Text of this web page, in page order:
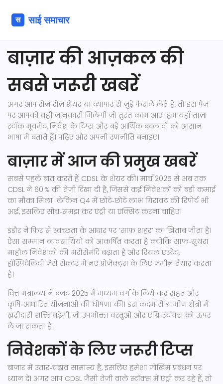
बाज़ार की आज़कल की
सबसे जरूरी खबरें
अगर आप रोज‑रोज़ शेयर या व्यापार से जुड़े फैसले लेते हैं, तो इस पेज
पर आपको वही जानकारी मिलेगी जो तुरंत काम आए। हम यहाँ ताज़ा
स्टॉक मूवमेंट, निवेश के टिप्स और बड़े आर्थिक बदलावों को आसान
भाषा में बताते हैं। पढ़िए और अपनी रणनीति बनाइए।
बाज़ार में आज की प्रमुख खबरें
सबसे पहले बात करते हैं CDSL के शेयर की। मार्च 2025 से अब तक
CDSL ने 60 % की तेज़ी दिखा दी है, जिससे कई निवेशकों को बड़ी कमाई
का मौका मिला। लेकिन Q4 में छोटे‑छोटे लाभ गिरावट की रिपोर्ट भी
आई, इसलिए सोच‑समझ कर एंट्री या एक्सिट करना चाहिए।
इंडौर ने फिर से स्वच्छता के आधार पर ‘साफ़ शहर’ का खिताब जीता है।
ऐसा सम्मान व्यवसायियों को आकर्षित करता है क्योंकि साफ‑सुथरा
माहौल निवेशकों की भरोसेमंदि बढ़ाता है और रियल एस्टेट,
हॉस्पिटैलिटी जैसे सेक्टर में नए प्रोजेक्ट्स के लिए जमीन तैयार करता
है।
वित्त मंत्रालय ने बजट 2025 में मध्यम वर्ग के लिये कर राहत और
कृषि‑आधारित योजनाओं की घोषणा की। इस कदम से ग्रामीण क्षेत्रों में
ख़रीदारी शक्ति बढ़ेगी, जो उपभोक्ता वस्तुओं और एग्रि‑स्टॉक्स को ऊपर
ले जा सकता है।
निवेशकों के लिए जरूरी टिप्स
बाजार में उतार‑चढ़ाव सामान्य है, इसलिए हमेशा जोखिम प्रबंधन पर
ध्यान दें। अगर आप CDSL जैसी तेज़ी वाले स्टॉक्स में एंट्री कर रहे हैं, तो